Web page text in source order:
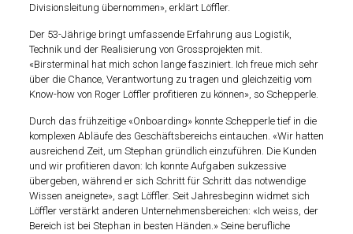
Divisionsleitung übernommen», erklärt Löffler.
Der 53-Jährige bringt umfassende Erfahrung aus Logistik,
Technik und der Realisierung von Grossprojekten mit.
«Birsterminal hat mich schon lange fasziniert. Ich freue mich sehr
über die Chance, Verantwortung zu tragen und gleichzeitig vom
Know-how von Roger Löffler profitieren zu können», so Schepperle.
Durch das frühzeitige «Onboarding» konnte Schepperle tief in die
komplexen Abläufe des Geschäftsbereichs eintauchen. «Wir hatten
ausreichend Zeit, um Stephan gründlich einzuführen. Die Kunden
und wir profitieren davon: Ich konnte Aufgaben sukzessive
übergeben, während er sich Schritt für Schritt das notwendige
Wissen aneignete», sagt Löffler. Seit Jahresbeginn widmet sich
Löffler verstärkt anderen Unternehmensbereichen: «Ich weiss, der
Bereich ist bei Stephan in besten Händen.» Seine berufliche